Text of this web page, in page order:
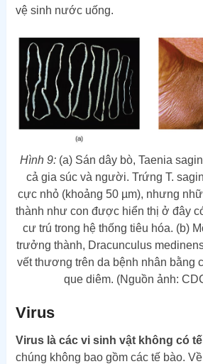
vệ sinh nước uống.
Hình 9: (a) Sán dây bò, Taenia
cả gia súc và người. Trứng T.
cực nhỏ (khoảng 50 µm), nhưng
thành như con được hiển thị ở đây
cư trú trong hệ thống tiêu hóa. (b)
trưởng thành, Dracunculus
vết thương trên da bệnh nhân bằng
que diêm. (Nguồn ảnh:
Virus
Virus là các vi sinh vật không có
chúng không bao gồm các tế bào.